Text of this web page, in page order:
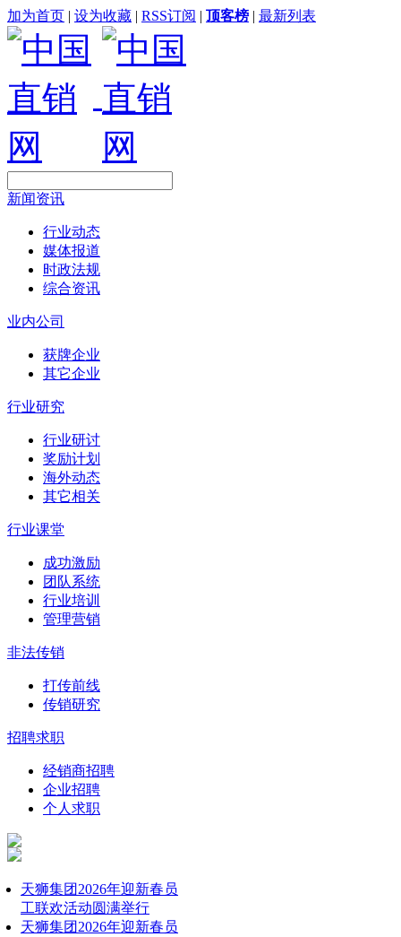
加为首页 | 设为收藏 | RSS订阅 | 顶客榜 | 最新列表
新闻资讯
行业动态
媒体报道
时政法规
综合资讯
业内公司
获牌企业
其它企业
行业研究
行业研讨
奖励计划
海外动态
其它相关
行业课堂
成功激励
团队系统
行业培训
管理营销
非法传销
打传前线
传销研究
招聘求职
经销商招聘
企业招聘
个人求职
天狮集团2026年迎新春员
工联欢活动圆满举行
天狮集团2026年迎新春员